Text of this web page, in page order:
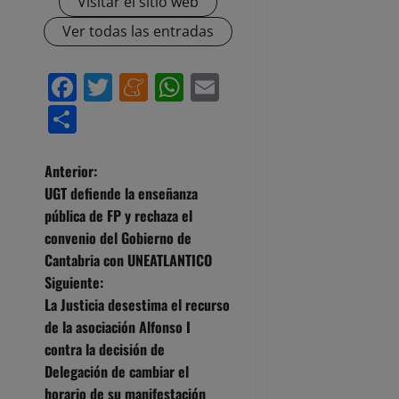
Ver todas las entradas
Facebook
Twitter
Meneame
WhatsApp
N
a
v
e
g
a
Anterior:
UGT defiende la enseñanza
pública de FP y rechaza el
convenio del Gobierno de
Cantabria con UNEATLANTICO
Siguiente:
La Justicia desestima el recurso
de la asociación Alfonso I
contra la decisión de
Delegación de cambiar el
horario de su manifestación